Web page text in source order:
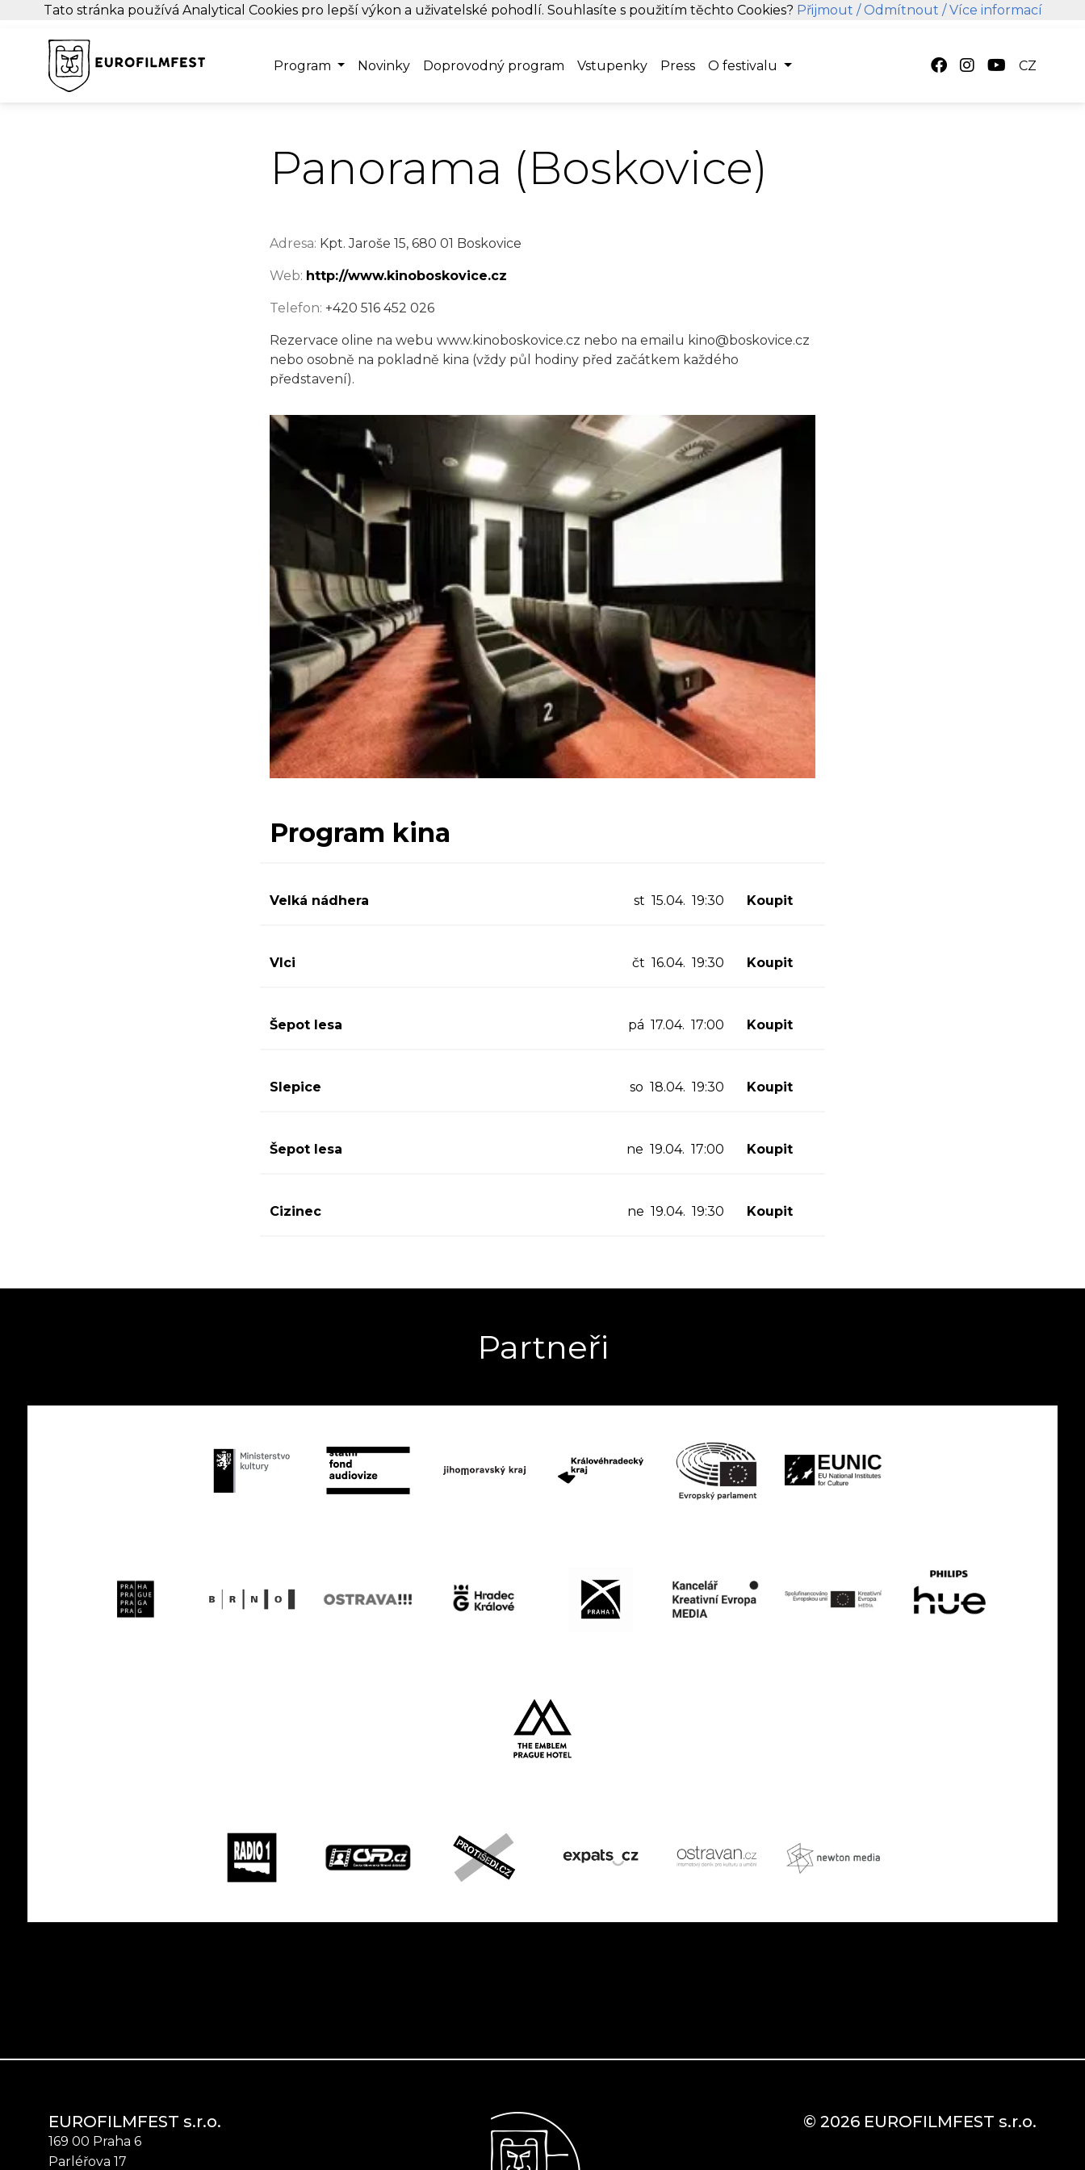
Program Novinky Doprovodný program Vstupenky Press O festivalu CZ
Panorama (Boskovice)
Adresa: Kpt. Jaroše 15, 680 01 Boskovice
Web: http://www.kinoboskovice.cz
Telefon: +420 516 452 026
Rezervace oline na webu www.kinoboskovice.cz nebo na emailu kino@boskovice.cz
nebo osobně na pokladně kina (vždy půl hodiny před začátkem každého
představení).
Program kina
Velká nádhera st 15.04. 19:30 Koupit
Vlci čt 16.04. 19:30 Koupit
Šepot lesa pá 17.04. 17:00 Koupit
Slepice so 18.04. 19:30 Koupit
Šepot lesa ne 19.04. 17:00 Koupit
Cizinec ne 19.04. 19:30 Koupit
Partneři
EUROFILMFEST s.r.o.
169 00 Praha 6
Parléřova 17
© 2026 EUROFILMFEST s.r.o.
Tato stránka používá Analytical Cookies pro lepší výkon a uživatelské pohodlí. Souhlasíte s použitím těchto Cookies? Přijmout / Odmítnout / Více informací